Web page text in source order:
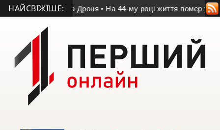
НАЙСВІЖІШЕ:
Володимира Дроня • На 44-му році життя помер учасник